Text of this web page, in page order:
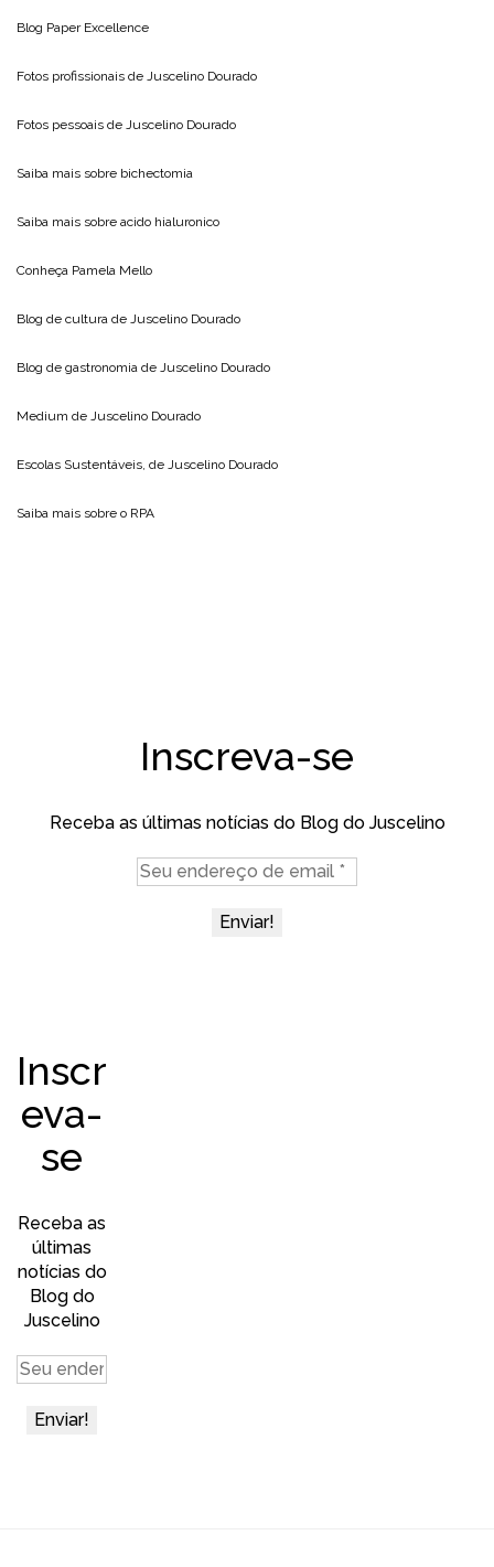
Blog Paper Excellence
Fotos profissionais de Juscelino Dourado
Fotos pessoais de Juscelino Dourado
Saiba mais sobre bichectomia
Saiba mais sobre acido hialuronico
Conheça Pamela Mello
Blog de cultura de Juscelino Dourado
Blog de gastronomia de Juscelino Dourado
Medium de Juscelino Dourado
Escolas Sustentáveis, de Juscelino Dourado
Saiba mais sobre o RPA
Inscreva-se
Receba as últimas notícias do Blog do Juscelino
Inscr
eva-
se
Receba as
últimas
notícias do
Blog do
Juscelino